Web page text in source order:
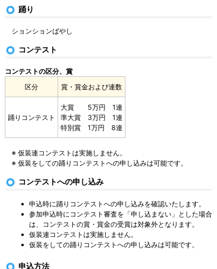
踊り
ションションばやし
コンテスト
コンテストの区分、賞
区分
賞・賞金および連数
踊りコンテスト
大賞 5万円 1連
準大賞 3万円 1連
特別賞 1万円 8連
※ 仮装連コンテストは実施しません。
※ 仮装をしての踊りコンテストへの申し込みは可能です。
コンテストへの申し込み
申込時に踊りコンテストへの申し込みを確認いたします。
参加申込時にコンテスト審査を「申し込まない」とした場合
は、コンテストの賞・賞金の受賞は対象外となります。
仮装連コンテストは実施しません。
仮装をしての踊りコンテストへの申し込みは可能です。
申込方法